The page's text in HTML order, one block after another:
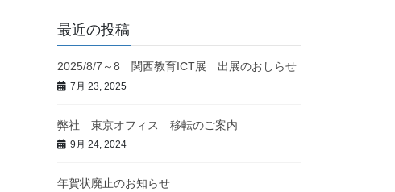
最近の投稿
2025/8/7～8 関西教育ICT展 出展のおしらせ
7月 23, 2025
弊社 東京オフィス 移転のご案内
9月 24, 2024
年賀状廃止のお知らせ